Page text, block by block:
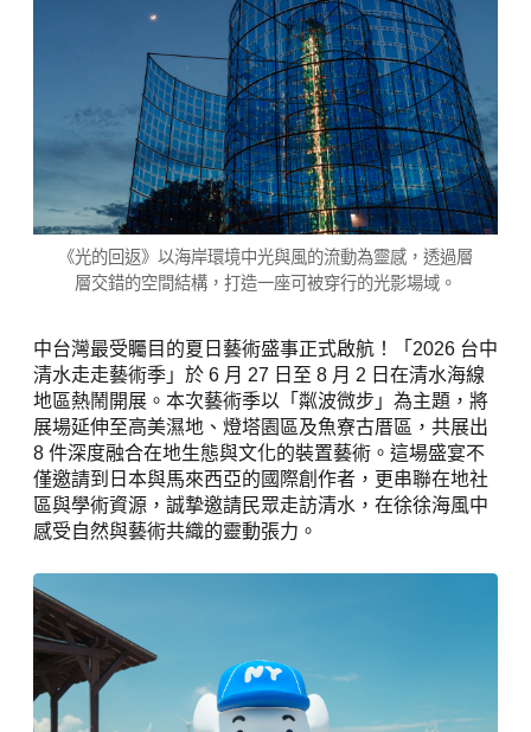
《光的回返》以海岸環境中光與風的流動為靈感，透過層
層交錯的空間結構，打造一座可被穿行的光影場域。
清水走走藝術季」於 6 月 27 日至 8 月 2 日在清水海線
地區熱鬧開展。本次藝術季以「粼波微步」為主題，將
展場延伸至高美濕地、燈塔園區及魚寮古厝區，共展出
8 件深度融合在地生態與文化的裝置藝術。這場盛宴不
僅邀請到日本與馬來西亞的國際創作者，更串聯在地社
區與學術資源，誠摯邀請民眾走訪清水，在徐徐海風中
感受自然與藝術共織的靈動張力。